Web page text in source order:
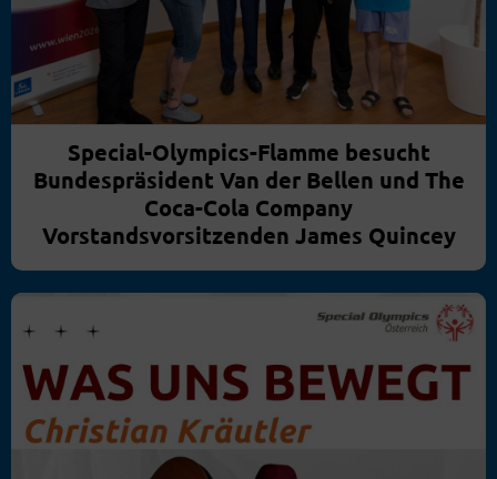
Special-Olympics-Flamme besucht
Bundespräsident Van der Bellen und The
Coca-Cola Company
Vorstandsvorsitzenden James Quincey